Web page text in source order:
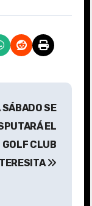
SÁBADO SE
EL
GOLF CLUB